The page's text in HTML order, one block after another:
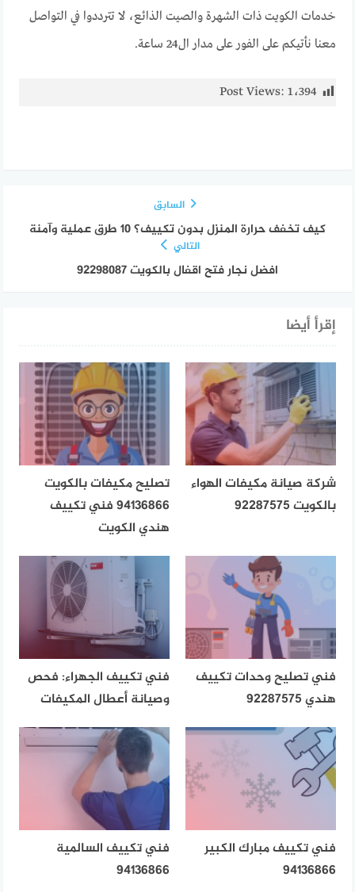
خدمات الكويت ذات الشهرة والصيت الذائع، لا تترددوا في التواصل
معنا نأتيكم على الفور على مدار ال24 ساعة.
Post Views: 1٬394
السابق
كيف تخفف حرارة المنزل بدون تكييف؟ 10 طرق عملية وآمنة
التالي
افضل نجار فتح اقفال بالكويت 92298087
إقرأ أيضا
شركة صيانة مكيفات الهواء
بالكويت 92287575
تصليح مكيفات بالكويت
94136866 فني تكييف
هندي الكويت
فني تصليح وحدات تكييف
هندي 92287575
فني تكييف الجهراء: فحص
وصيانة أعطال المكيفات
فني تكييف مبارك الكبير
94136866
فني تكييف السالمية
94136866